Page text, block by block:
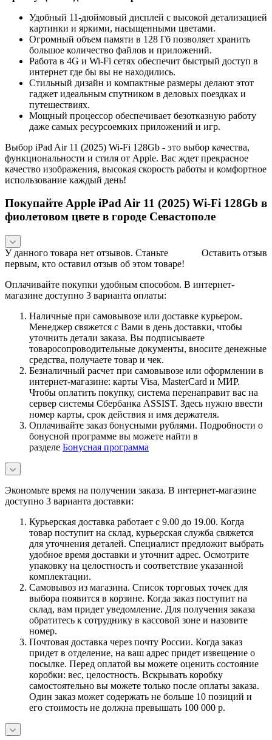
Удобный 11-дюймовый дисплей с высокой детализацией
картинки и яркими, насыщенными цветами.
Огромный объем памяти в 128 Гб позволяет хранить
большое количество файлов и приложений.
Работа в 4G и Wi-Fi сетях обеспечит быстрый доступ в
интернет где бы вы не находились.
Стильный дизайн и компактные размеры делают этот
гаджет идеальным спутником в деловых поездках и
путешествиях.
Мощный процессор обеспечивает безотказную работу
даже самых ресурсоемких приложений и игр.
Выбор iPad Air 11 (2025) Wi-Fi 128Gb - это выбор качества,
функциональности и стиля от Apple. Вас ждет прекрасное
качество изображения, высокая скорость работы и комфортное
использование каждый день!
Покупайте Apple iPad Air 11 (2025) Wi-Fi 128Gb в
фиолетовом цвете в городе Севастополе
Оставить отзыв
У данного товара нет отзывов. Станьте
первым, кто оставил отзыв об этом товаре!
Оплачивайте покупки удобным способом. В интернет-
магазине доступно 3 варианта оплаты:
Наличные при самовывозе или доставке курьером.
Менеджер свяжется с Вами в день доставки, чтобы
уточнить детали заказа. Вы подписываете
товаросопроводительные документы, вносите денежные
средства, получаете товар и чек.
Безналичный расчет при самовывозе или оформлении в
интернет-магазине: карты Visa, MasterCard и МИР.
Чтобы оплатить покупку, система перенаправит вас на
сервер системы Сбербанка ASSIST. Здесь нужно ввести
номер карты, срок действия и имя держателя.
Оплачивайте заказ бонусными рублями. Подробности о
бонусной программе вы можете найти в
разделе Бонусная программа
Экономьте время на получении заказа. В интернет-магазине
доступно 3 варианта доставки:
Курьерская доставка работает с 9.00 до 19.00. Когда
товар поступит на склад, курьерская служба свяжется
для уточнения деталей. Специалист предложит выбрать
удобное время доставки и уточнит адрес. Осмотрите
упаковку на целостность и соответствие указанной
комплектации.
Самовывоз из магазина. Список торговых точек для
выбора появится в корзине. Когда заказ поступит на
склад, вам придет уведомление. Для получения заказа
обратитесь к сотруднику в кассовой зоне и назовите
номер.
Почтовая доставка через почту России. Когда заказ
придет в отделение, на ваш адрес придет извещение о
посылке. Перед оплатой вы можете оценить состояние
коробки: вес, целостность. Вскрывать коробку
самостоятельно вы можете только после оплаты заказа.
Один заказ может содержать не больше 10 позиций и
его стоимость не должна превышать 100 000 р.